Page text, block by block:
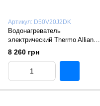
Артикул: D50V20J2DK
Водонагреватель
электрический Thermo Alliance
50 л вертикальный, сухой ТЭН
2,0 кВт D50V20J2(D)K
8 260 грн